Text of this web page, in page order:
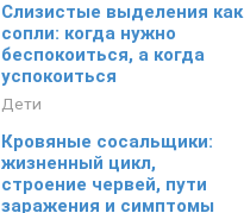
Слизистые выделения как
сопли: когда нужно
беспокоиться, а когда
успокоиться
Дети
Кровяные сосальщики:
жизненный цикл,
строение червей, пути
заражения и симптомы